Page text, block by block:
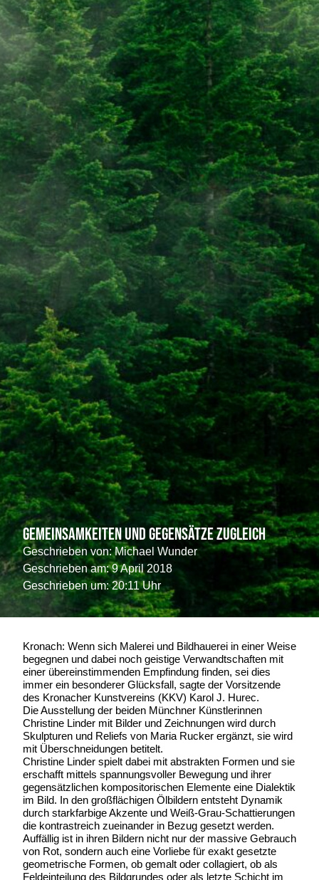
Gemeinsamkeiten und Gegensätze zugleich
Geschrieben von:Michael Wunder
Geschrieben am: 9 April 2018
Geschrieben um: 20:11 Uhr
Kronach: Wenn sich Malerei und Bildhauerei in einer Weise
begegnen und dabei noch geistige Verwandtschaften mit
einer übereinstimmenden Empfindung finden, sei dies
immer ein besonderer Glücksfall, sagte der Vorsitzende
des Kronacher Kunstvereins (KKV) Karol J. Hurec.
Die Ausstellung der beiden Münchner Künstlerinnen
Christine Linder mit Bilder und Zeichnungen wird durch
Skulpturen und Reliefs von Maria Rucker ergänzt, sie wird
mit Überschneidungen betitelt.
Christine Linder spielt dabei mit abstrakten Formen und sie
erschafft mittels spannungsvoller Bewegung und ihrer
gegensätzlichen kompositorischen Elemente eine Dialektik
im Bild. In den großflächigen Ölbildern entsteht Dynamik
durch starkfarbige Akzente und Weiß-Grau-Schattierungen
die kontrastreich zueinander in Bezug gesetzt werden.
Auffällig ist in ihren Bildern nicht nur der massive Gebrauch
von Rot, sondern auch eine Vorliebe für exakt gesetzte
geometrische Formen, ob gemalt oder collagiert, ob als
Feldeinteilung des Bildgrundes oder als letzte Schicht im